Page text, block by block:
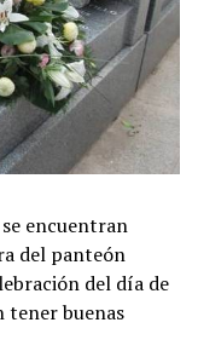
encuentran
del panteón
del día de
tener buenas